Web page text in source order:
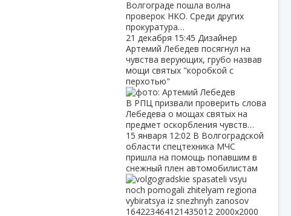
Волгограде пошла волна
проверок НКО. Среди других
прокуратура…
21 декабря 15:45 Дизайнер
Артемий Лебедев посягнул на
чувства верующих, грубо назвав
мощи святых "коробкой с
перхотью"
В РПЦ призвали проверить слова
Лебедева о мощах святых на
предмет оскорбления чувств…
15 января 12:02 В Волгоградской
области спецтехника МЧС
пришла на помощь попавшим в
снежный плен автомобилистам